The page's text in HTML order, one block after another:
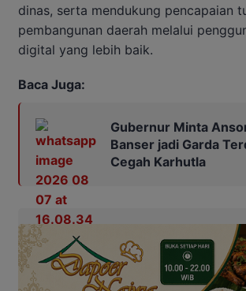
dinas, serta mendukung pencapaian
pembangunan daerah melalui
digital yang lebih baik.
Baca Juga:
Gubernur Minta
Banser jadi Garda
Cegah Karhutla